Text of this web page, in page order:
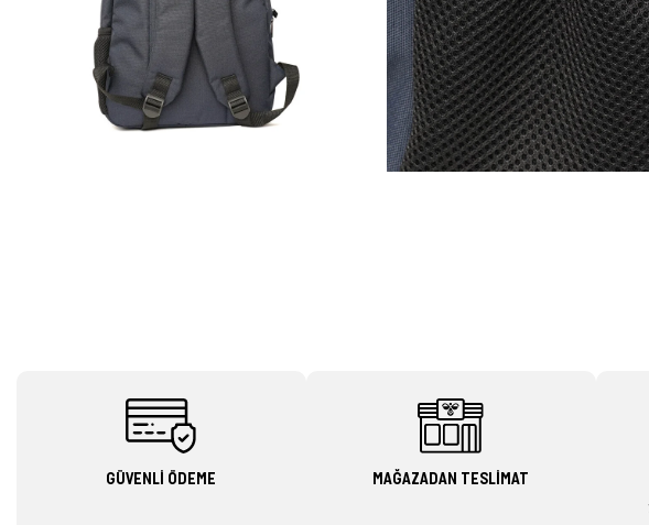
GÜVENLİ ÖDEME MAĞAZADAN TESLİMAT